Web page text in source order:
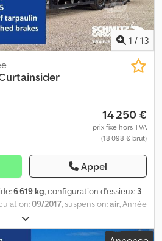
1 / 13
14 250 €
prix fixe hors TVA
(18 098 € brut)
Appel
6 619 kg, configuration d'essieux: 3
09/2017 , suspension:air, Année
d'engrenage:
: 6 619 kg, suspension